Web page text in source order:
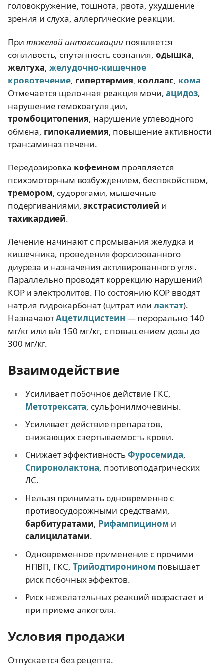
головокружение, тошнота, рвота, ухудшение
зрения и слуха, аллергические реакции.
При тяжелой интоксикации появляется
сонливость, спутанность сознания, одышка,
желтуха, желудочно-кишечное
кровотечение, гипертермия, коллапс, кома.
Отмечается щелочная реакция мочи, ацидоз,
нарушение гемокоагуляции,
тромбоцитопения, нарушение углеводного
обмена, гипокалиемия, повышение активности
трансаминаз печени.
Передозировка кофеином проявляется
психомоторным возбуждением, беспокойством,
тремором, судорогами, мышечные
подергиваниями, экстрасистолией и
тахикардией.
Лечение начинают с промывания желудка и
кишечника, проведения форсированного
диуреза и назначения активированного угля.
Параллельно проводят коррекцию нарушений
КОР и электролитов. По состоянию КОР вводят
натрия гидрокарбонат (цитрат или лактат).
НазначаютАцетилцистеин — перорально 140
мг/кг или в/в 150 мг/кг, с повышением дозы до
300 мг/кг.
Взаимодействие
Усиливает побочное действие ГКС,
Метотрексата, сульфонилмочевины.
Усиливает действие препаратов,
снижающих свертываемость крови.
Снижает эффективностьФуросемида,
Спиронолактона, противоподагрических
ЛС.
Нельзя принимать одновременно с
противосудорожными средствами,
барбитуратами, Рифампицином и
салицилатами.
Одновременное применение с прочими
НПВП, ГКС, Трийодтиронином повышает
риск побочных эффектов.
Риск нежелательных реакций возрастает и
при приеме алкоголя.
Условия продажи
Отпускается без рецепта.